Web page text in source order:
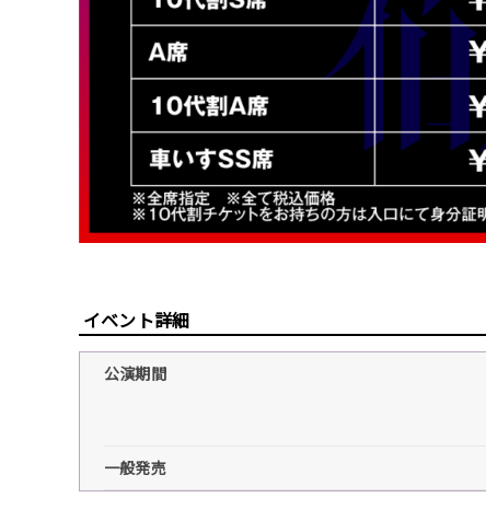
イベント詳細
公演期間
一般発売